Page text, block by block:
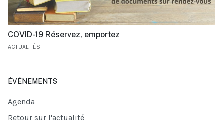
COVID-19 Réservez, emportez
ACTUALITÉS
ÉVÉNEMENTS
Agenda
Retour sur l'actualité